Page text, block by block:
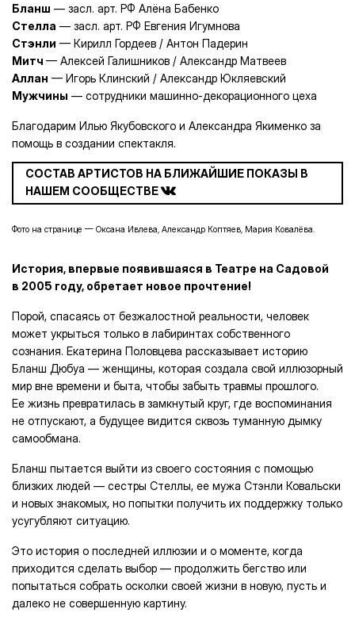
Бланш — засл. арт. РФ Алёна Бабенко
Стелла — засл. арт. РФ Евгения Игумнова
Стэнли — Кирилл Гордеев / Антон Падерин
Митч — Алексей Галишников / Александр Матвеев
Аллан — Игорь Клинский / Александр Юкляевский
Мужчины — сотрудники машинно-декорационного цеха
Благодарим Илью Якубовского и Александра Якименко за
помощь в создании спектакля.
СОСТАВ АРТИСТОВ НА БЛИЖАЙШИЕ ПОКАЗЫ В
НАШЕМ СООБЩЕСТВЕ
Фото на странице — Оксана Ивлева, Александр Коптяев, Мария Ковалёва.
История, впервые появившаяся в Театре на Садовой
в 2005 году, обретает новое прочтение!
Порой, спасаясь от безжалостной реальности, человек
может укрыться только в лабиринтах собственного
сознания. Екатерина Половцева рассказывает историю
Бланш Дюбуа — женщины, которая создала свой иллюзорный
мир вне времени и быта, чтобы забыть травмы прошлого.
Ее жизнь превратилась в замкнутый круг, где воспоминания
не отпускают, а будущее видится сквозь туманную дымку
самообмана.
Бланш пытается выйти из своего состояния с помощью
близких людей — сестры Стеллы, ее мужа Стэнли Ковальски
и новых знакомых, но попытки получить их поддержку только
усугубляют ситуацию.
Это история о последней иллюзии и о моменте, когда
приходится сделать выбор — продолжить бегство или
попытаться собрать осколки своей жизни в новую, пусть и
далеко не совершенную картину.